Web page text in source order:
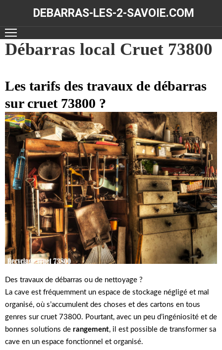
DEBARRAS-LES-2-SAVOIE.COM
ACCUEIL
NOS
RÉALISATIONS
CONTACT
Débarras local Cruet 73800
Les tarifs des travaux de débarras
sur cruet 73800 ?
Des travaux de débarras ou de nettoyage ?
La cave est fréquemment un espace de stockage négligé et mal
organisé, où s’accumulent des choses et des cartons en tous
genres sur cruet 73800. Pourtant, avec un peu d’ingéniosité et de
bonnes solutions de rangement, il est possible de transformer sa
cave en un espace fonctionnel et organisé.